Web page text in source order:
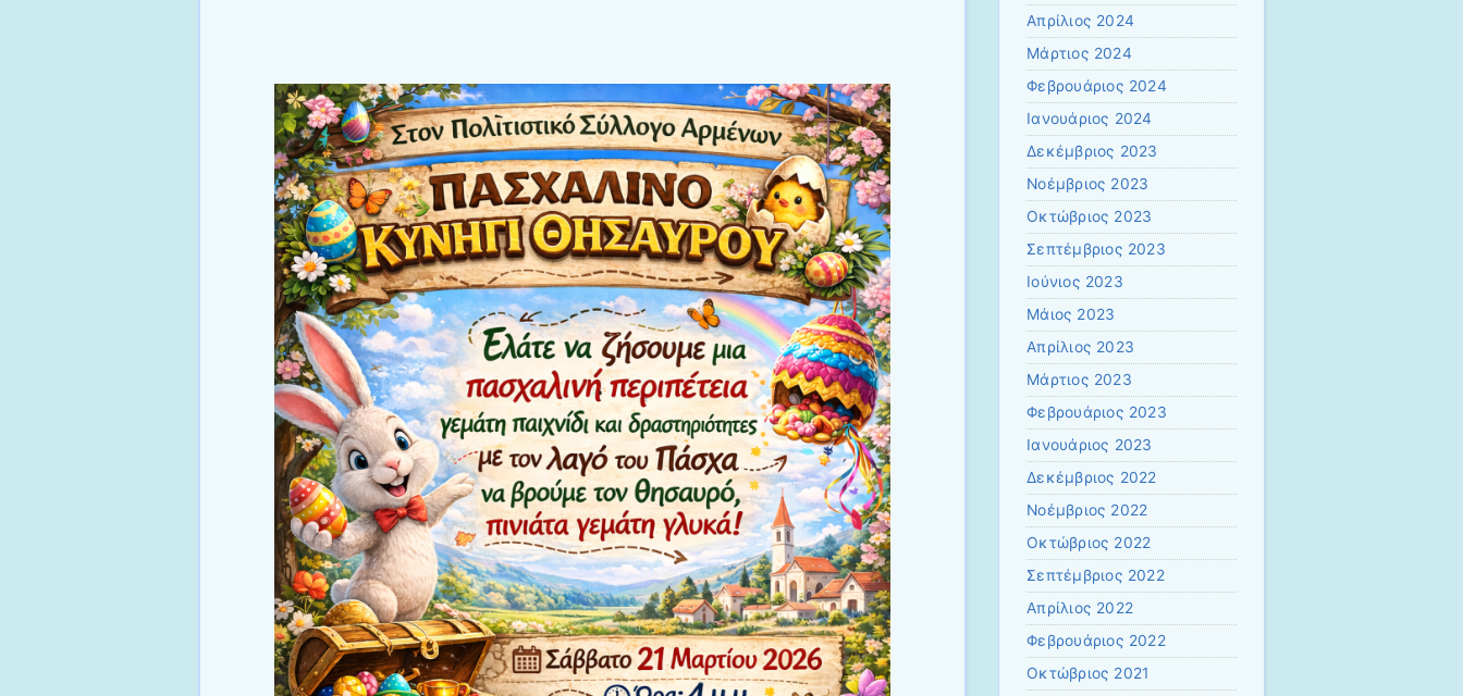
Απρίλιος 2024
Μάρτιος 2024
Φεβρουάριος 2024
Ιανουάριος 2024
Δεκέμβριος 2023
Νοέμβριος 2023
Οκτώβριος 2023
Σεπτέμβριος 2023
Ιούνιος 2023
Μάιος 2023
Απρίλιος 2023
Μάρτιος 2023
Φεβρουάριος 2023
Ιανουάριος 2023
Δεκέμβριος 2022
Νοέμβριος 2022
Οκτώβριος 2022
Σεπτέμβριος 2022
Απρίλιος 2022
Φεβρουάριος 2022
Οκτώβριος 2021